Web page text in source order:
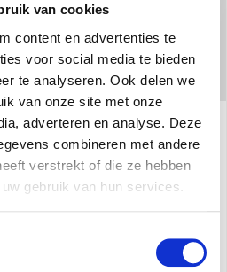
van cookies
content en advertenties te
voor social media te bieden
te analyseren. Ook delen we
van onze site met onze
adverteren en analyse. Deze
combineren met andere
verstrekt of die ze hebben
gebruik van hun services.